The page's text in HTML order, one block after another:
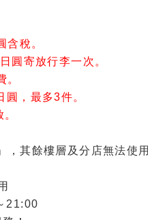
稅。
圓寄放行李一次。
。
，最多3件。
其餘樓層及分店無法使用
21:00